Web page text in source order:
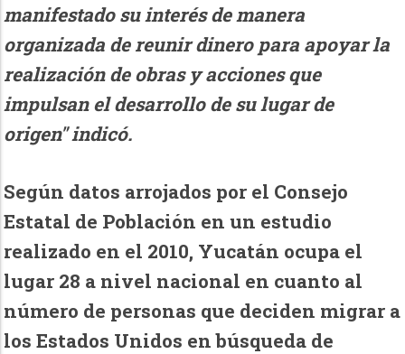
manifestado su interés de manera
organizada de reunir dinero para apoyar la
realización de obras y acciones que
impulsan el desarrollo de su lugar de
origen" indicó.
Según datos arrojados por el Consejo
Estatal de Población en un estudio
realizado en el 2010, Yucatán ocupa el
lugar 28 a nivel nacional en cuanto al
número de personas que deciden migrar a
los Estados Unidos en búsqueda de